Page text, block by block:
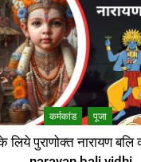
कर्मकांड पूजा
लिये पुराणोक्त नारायण बलि